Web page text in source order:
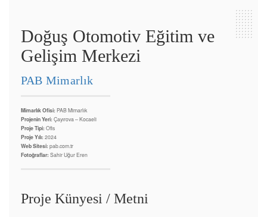
Doğuş Otomotiv Eğitim ve
Gelişim Merkezi
PAB Mimarlık
Mimarlık Ofisi: PAB Mimarlık
Projenin Yeri: Çayırova – Kocaeli
Proje Tipi: Ofis
Proje Yılı: 2024
Web Sitesi: pab.com.tr
Fotoğraflar: Sahir Uğur Eren
Proje Künyesi / Metni